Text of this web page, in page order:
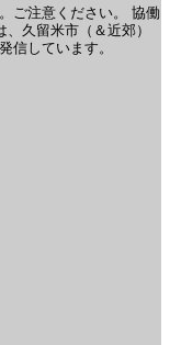
ご注意ください。
協働
久留米市（＆近郊）
信しています。